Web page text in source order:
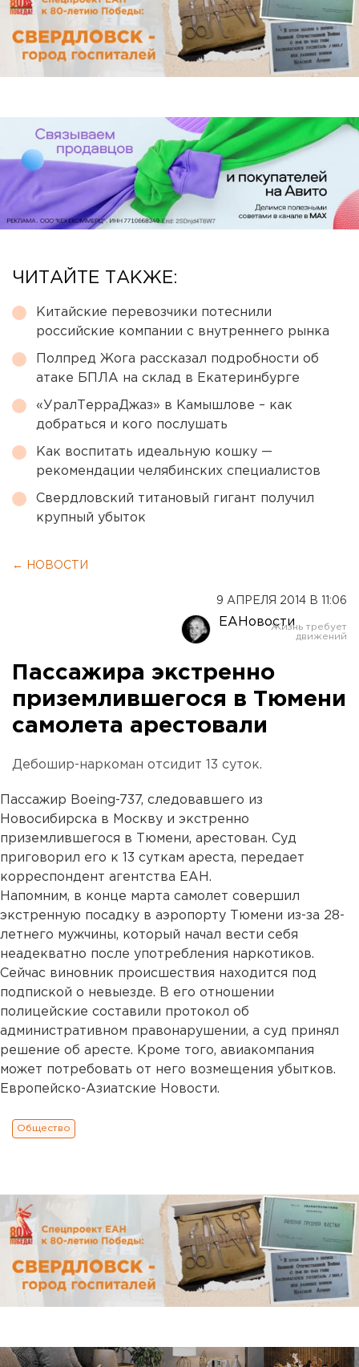
ЧИТАЙТЕ ТАКЖЕ:
Китайские перевозчики потеснили
российские компании с внутреннего рынка
Полпред Жога рассказал подробности об
атаке БПЛА на склад в Екатеринбурге
«УралТерраДжаз» в Камышлове – как
добраться и кого послушать
Как воспитать идеальную кошку —
рекомендации челябинских специалистов
Свердловский титановый гигант получил
крупный убыток
← НОВОСТИ
9 АПРЕЛЯ 2014 В 11:06
ЕАНовости
Пассажира экстренно
приземлившегося в Тюмени
самолета арестовали
Дебошир-наркоман отсидит 13 суток.
Пассажир Boeing-737, следовавшего из
Новосибирска в Москву и экстренно
приземлившегося в Тюмени, арестован. Суд
приговорил его к 13 суткам ареста, передает
корреспондент агентства ЕАН.
Напомним, в конце марта самолет совершил
экстренную посадку в аэропорту Тюмени из-за 28-
летнего мужчины, который начал вести себя
неадекватно после употребления наркотиков.
Сейчас виновник происшествия находится под
подпиской о невыезде. В его отношении
полицейские составили протокол об
административном правонарушении, а суд принял
решение об аресте. Кроме того, авиакомпания
может потребовать от него возмещения убытков.
Европейско-Азиатские Новости.
Общество